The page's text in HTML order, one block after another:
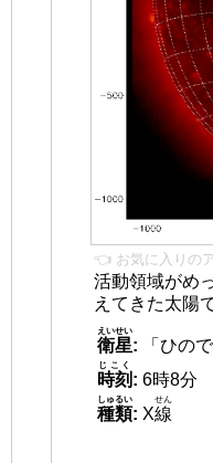
👈 お気に入りの
活動領域がめ
えてきた太陽
衛星
えいせい
:
「ひので
時刻
じこく
: 6時8分
種類
しゅるい
: X線
せん